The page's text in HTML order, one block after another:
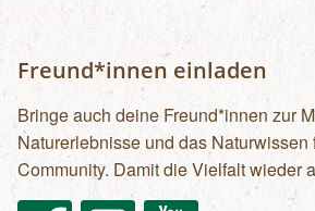
Freund*innen einladen
Bringe auch deine Freund*innen zur
Naturerlebnisse und das
Community. Damit die Vielfalt wieder